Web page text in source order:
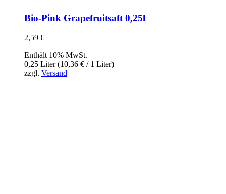
Bio-Pink Grapefruitsaft 0,25l
2,59 €
Enthält 10% MwSt.
0,25 Liter (10,36 € / 1 Liter)
zzgl. Versand